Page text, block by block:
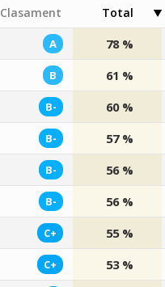
Clasament Total
A 78 %
B 61 %
B- 60 %
B- 57 %
B- 56 %
B- 56 %
C+ 55 %
C+ 53 %